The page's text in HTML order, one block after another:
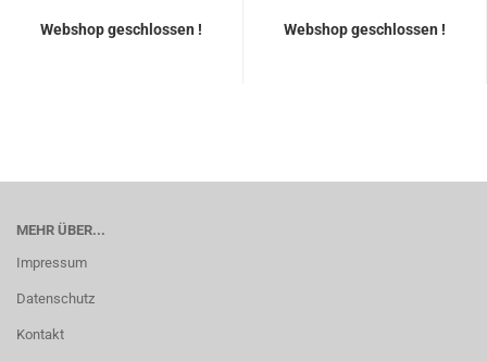
Webshop geschlossen ! Webshop geschlossen !
MEHR ÜBER...
Impressum
Datenschutz
Kontakt